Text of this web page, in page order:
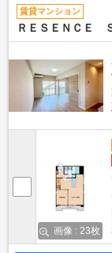
賃貸マンション
ＲＥＳＥＮＣＥ
画像 : 23枚